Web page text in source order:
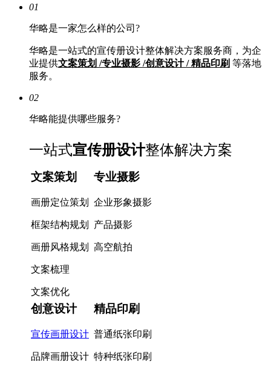
01
华略是一家怎么样的公司?
华略是一站式的宣传册设计整体解决方案服务商，为企
业提供文案策划 /专业摄影 /创意设计 / 精品印刷 等落地
服务。
02
华略能提供哪些服务?
一站式宣传册设计整体解决方案
文案策划
画册定位策划
框架结构规划
画册风格规划
文案梳理
文案优化
专业摄影
企业形象摄影
产品摄影
高空航拍
创意设计
宣传画册设计
品牌画册设计
精品印刷
普通纸张印刷
特种纸张印刷